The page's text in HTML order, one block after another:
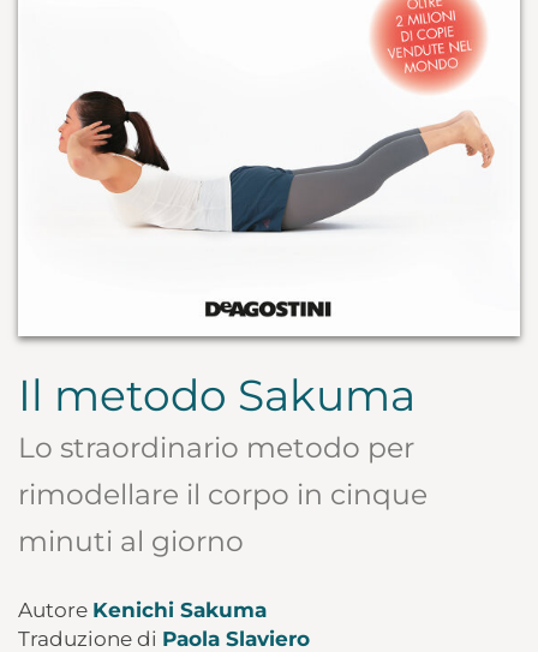
Il metodo Sakuma
Lo straordinario metodo per
rimodellare il corpo in cinque
minuti al giorno
Autore Kenichi Sakuma
Traduzione di Paola Slaviero